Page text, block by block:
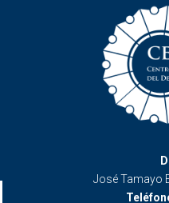
José Tamayo